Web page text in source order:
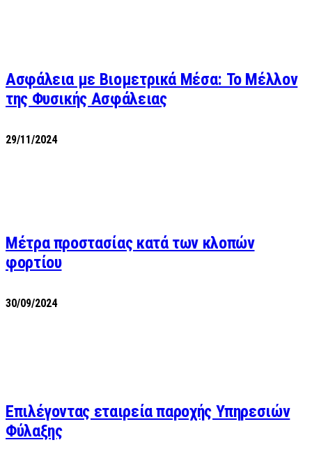
Ασφάλεια με Βιομετρικά Μέσα: Το Μέλλον
της Φυσικής Ασφάλειας
29/11/2024
Μέτρα προστασίας κατά των κλοπών
φορτίου
30/09/2024
Επιλέγοντας εταιρεία παροχής Υπηρεσιών
Φύλαξης